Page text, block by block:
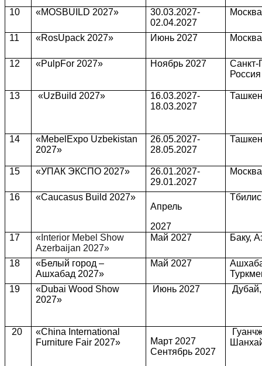
10 «MOSBUILD 2027»
30.03.2027-
02.04.2027
11 «RosUpack 2027» Июнь 2027
12 «PulpFor 2027» Ноябрь 2027
Санкт-
Россия
13 «UzBuild 2027»
16.03.2027-
18.03.2027
14
«MebelExpo Uzbekistan
2027»
26.05.2027-
28.05.2027
15 «УПАК ЭКСПО 2027»
26.01.2027-
29.01.2027
16
«Caucasus Build 2027»
Апрель
2027
17
«Interior Mebel Show
Azerbaijan 2027»
Май 2027 Баку,
18
«Белый город –
Ашхабад 2027»
Май 2027
19
«Dubai Wood Show
2027»
Июнь 2027
20
«China International
Furniture Fair 2027»
Март 2027
Сентябрь 2027